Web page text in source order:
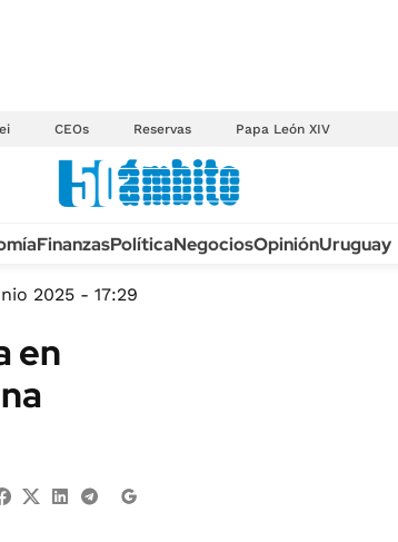
CEOs Reservas Papa León XIV
GENERAL
FinanzasPolíticaNegociosOpiniónUruguay
2025 - 17:29
en